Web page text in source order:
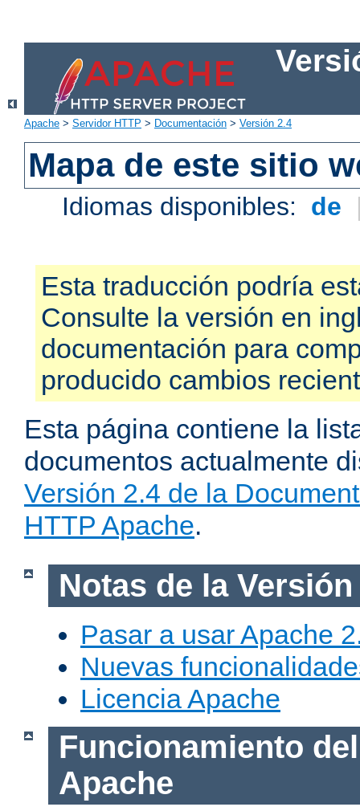
Apache > Servidor HTTP > Documentación > Versión 2.4
Mapa de este sitio
Idiomas disponibles: de
Esta traducción podría
Consulte la versión en
documentación para
producido cambios
Esta página contiene la
documentos actualmente
Versión 2.4 de la
HTTP Apache.
Notas de la Versión
Pasar a usar Apache
Nuevas
Licencia Apache
Funcionamiento
Apache